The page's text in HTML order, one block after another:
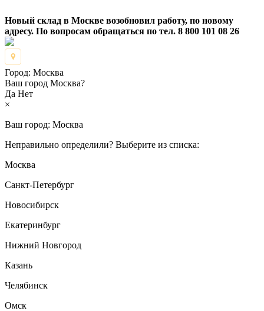
Новый склад в Москве возобновил работу, по новому
адресу. По вопросам обращаться по тел. 8 800 101 08 26
Город: Москва
Ваш город Москва?
Да Нет
×
Ваш город: Москва
Неправильно определили? Выберите из списка:
Москва
Санкт-Петербург
Новосибирск
Екатеринбург
Нижний Новгород
Казань
Челябинск
Омск